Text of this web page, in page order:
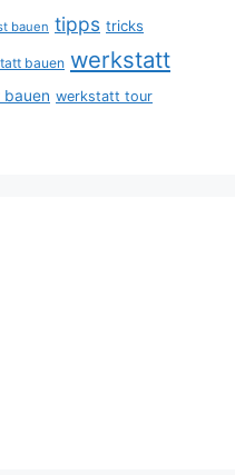
bauen tipps tricks
bauen werkstatt
werkstatt tour